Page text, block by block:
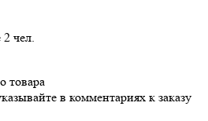
2 чел.
товара
в комментариях к заказу